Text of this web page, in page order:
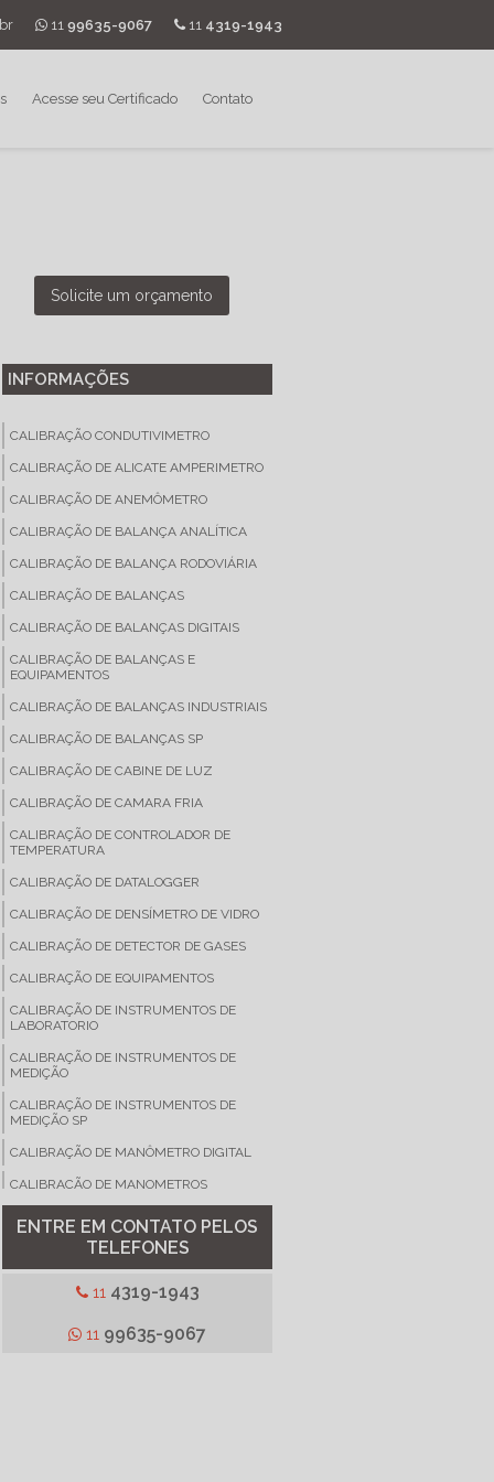
11 4319-1943
11 99635-9067
Acesse seu Certificado Contato
Solicite um orçamento
INFORMAÇÕES
CALIBRAÇÃO CONDUTIVIMETRO
CALIBRAÇÃO DE ALICATE AMPERIMETRO
CALIBRAÇÃO DE ANEMÔMETRO
CALIBRAÇÃO DE BALANÇA ANALÍTICA
CALIBRAÇÃO DE BALANÇA RODOVIÁRIA
CALIBRAÇÃO DE BALANÇAS
CALIBRAÇÃO DE BALANÇAS DIGITAIS
CALIBRAÇÃO DE BALANÇAS E
EQUIPAMENTOS
CALIBRAÇÃO DE BALANÇAS INDUSTRIAIS
CALIBRAÇÃO DE BALANÇAS SP
CALIBRAÇÃO DE CABINE DE LUZ
CALIBRAÇÃO DE CAMARA FRIA
CALIBRAÇÃO DE CONTROLADOR DE
TEMPERATURA
CALIBRAÇÃO DE DATALOGGER
CALIBRAÇÃO DE DENSÍMETRO DE VIDRO
CALIBRAÇÃO DE DETECTOR DE GASES
CALIBRAÇÃO DE EQUIPAMENTOS
CALIBRAÇÃO DE INSTRUMENTOS DE
LABORATORIO
CALIBRAÇÃO DE INSTRUMENTOS DE
MEDIÇÃO
CALIBRAÇÃO DE INSTRUMENTOS DE
MEDIÇÃO SP
CALIBRAÇÃO DE MANÔMETRO DIGITAL
CALIBRAÇÃO DE MANOMETROS
CALIBRAÇÃO DE MEDIDORES
CALIBRAÇÃO DE MEGÔMETRO
CALIBRAÇÃO DE PHMETRO
ENTRE EM CONTATO PELOS
TELEFONES
11 4319-1943
11 99635-9067